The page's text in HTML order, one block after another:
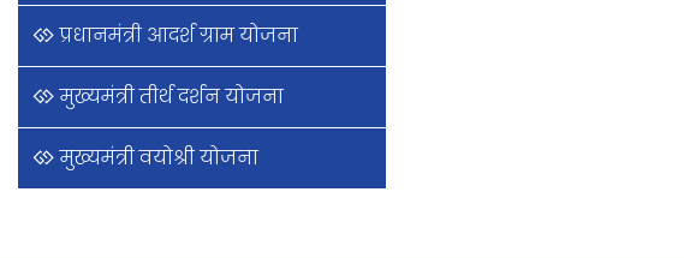
प्रधानमंत्री आदर्श ग्राम योजना
मुख्यमंत्री तीर्थ दर्शन योजना
मुख्यमंत्री वयोश्री योजना